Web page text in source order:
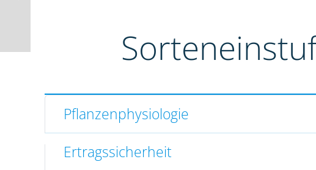
Pflanzenphysiologie
Ertragssicherheit